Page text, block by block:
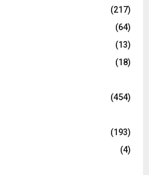
(217)
(64)
(13)
(18)
(454)
(193)
(4)